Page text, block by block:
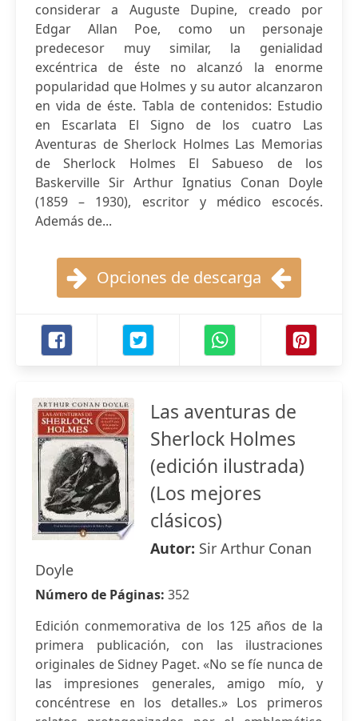
considerar a Auguste Dupine, creado por
Edgar Allan Poe, como un personaje
predecesor muy similar, la genialidad
excéntrica de éste no alcanzó la enorme
popularidad que Holmes y su autor alcanzaron
en vida de éste. Tabla de contenidos: Estudio
en Escarlata El Signo de los cuatro Las
Aventuras de Sherlock Holmes Las Memorias
de Sherlock Holmes El Sabueso de los
Baskerville Sir Arthur Ignatius Conan Doyle
(1859 – 1930), escritor y médico escocés.
Además de...
Opciones de descarga
Las aventuras de
Sherlock Holmes
(edición ilustrada)
(Los mejores
clásicos)
Autor: Sir Arthur Conan
Doyle
Número de Páginas: 352
Edición conmemorativa de los 125 años de la
primera publicación, con las ilustraciones
originales de Sidney Paget. «No se fíe nunca de
las impresiones generales, amigo mío, y
concéntrese en los detalles.» Los primeros